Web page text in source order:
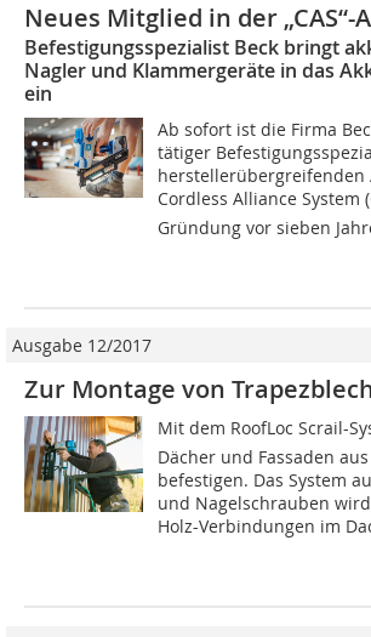
Neues Mitglied in der „CAS“-
Befestigungsspezialist Beck bringt
Nagler und Klammergeräte in das
ein
Ab sofort ist die Firma
tätiger
herstellerübergreifenden
Cordless Alliance System
Gründung vor sieben
Ausgabe 12/2017
Zur Montage von
Mit dem RoofLoc Scrail-
Dächer und Fassaden
befestigen. Das System
und Nagelschrauben
Holz-Verbindungen im